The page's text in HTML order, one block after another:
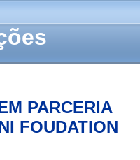
PARCERIA
FOUDATION